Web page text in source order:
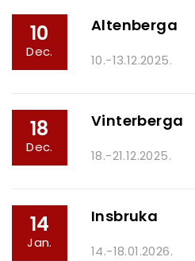
10
Dec.
Altenberga
10.-13.12.2025.
18
Dec.
Vinterberga
18.-21.12.2025.
14
Jan.
Insbruka
14.-18.01.2026.